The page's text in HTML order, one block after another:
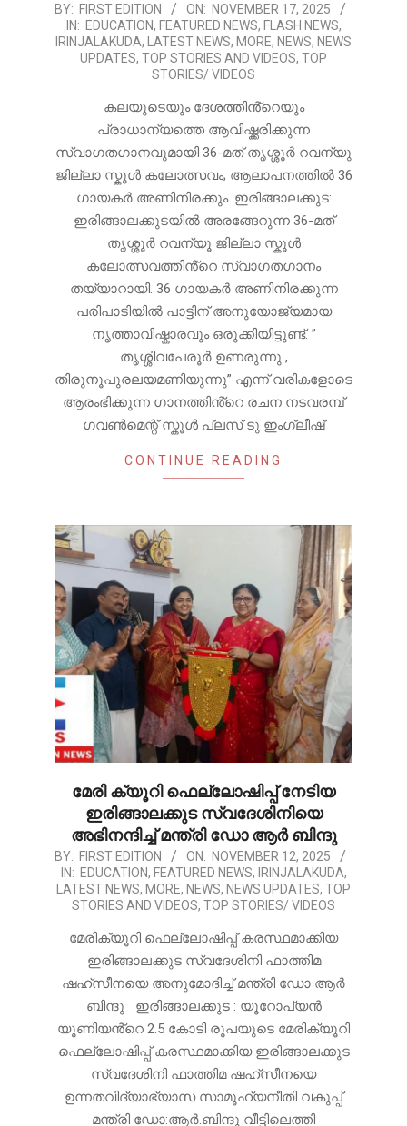
2025-
11-
BY: FIRST EDITION ON: NOVEMBER 17, 2025
IN: EDUCATION, FEATURED NEWS, FLASH NEWS,
IRINJALAKUDA, LATEST NEWS, MORE, NEWS, NEWS
UPDATES, TOP STORIES AND VIDEOS, TOP
STORIES/ VIDEOS
കലയുടെയും ദേശത്തിൻ്റെയും
പ്രാധാന്യത്തെ ആവിഷ്ക്കരിക്കുന്ന
സ്വാഗതഗാനവുമായി 36-മത് തൃശ്ശൂർ റവന്യു
ജില്ലാ സ്കൂൾ കലോത്സവം; ആലാപനത്തിൽ 36
ഗായകർ അണിനിരക്കും. ഇരിങ്ങാലക്കുട:
ഇരിങ്ങാലക്കുടയിൽ അരങ്ങേറുന്ന 36-മത്
തൃശ്ശൂർ റവന്യൂ ജില്ലാ സ്കൂൾ
കലോത്സവത്തിൻ്റെ സ്വാഗതഗാനം
തയ്യാറായി. 36 ഗായകർ അണിനിരക്കുന്ന
പരിപാടിയിൽ പാട്ടിന് അനുയോജ്യമായ
നൃത്താവിഷ്കാരവും ഒരുക്കിയിട്ടുണ്ട്. ”
തൃശ്ശിവപേരൂർ ഉണരുന്നു ,
തിരുനൂപുരലയമണിയുന്നു” എന്ന് വരികളോടെ
ആരംഭിക്കുന്ന ഗാനത്തിൻ്റെ രചന നടവരമ്പ്
ഗവൺമെന്റ് സ്കൂൾ പ്ലസ് ടു ഇംഗ്ലീഷ്
CONTINUE READING
മേരി ക്യൂറി ഫെല്ലോഷിപ്പ് നേടിയ
ഇരിങ്ങാലക്കുട സ്വദേശിനിയെ
അഭിനന്ദിച്ച് മന്ത്രി ഡോ ആർ ബിന്ദു
2025-
11-
BY: FIRST EDITION ON: NOVEMBER 12, 2025
IN: EDUCATION, FEATURED NEWS, IRINJALAKUDA,
LATEST NEWS, MORE, NEWS, NEWS UPDATES, TOP
STORIES AND VIDEOS, TOP STORIES/ VIDEOS
മേരിക്യൂറി ഫെല്ലോഷിപ്പ് കരസ്ഥമാക്കിയ
ഇരിങ്ങാലക്കുട സ്വദേശിനി ഫാത്തിമ
ഷഹ്സീനയെ അനുമോദിച്ച് മന്ത്രി ഡോ ആർ
ബിന്ദു ഇരിങ്ങാലക്കുട : യൂറോപ്യൻ
യൂണിയൻ്റെ 2.5 കോടി രൂപയുടെ മേരിക്യൂറി
ഫെല്ലോഷിപ്പ് കരസ്ഥമാക്കിയ ഇരിങ്ങാലക്കുട
സ്വദേശിനി ഫാത്തിമ ഷഹ്സീനയെ
ഉന്നതവിദ്യാഭ്യാസ സാമൂഹ്യനീതി വകുപ്പ്
മന്ത്രി ഡോ:ആർ.ബിന്ദു വീട്ടിലെത്തി